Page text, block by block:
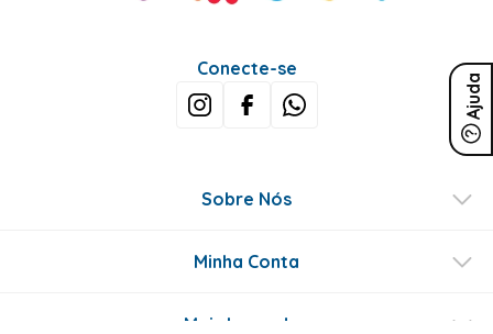
Ajuda
Conecte-se
Sobre Nós
Minha Conta
Mais buscados